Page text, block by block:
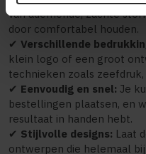
van ademende, zachte
door comfortabel houden.
✔ Verschillende
klein logo of een groot
technieken zoals
✔ Eenvoudig en snel: Je
bestellingen plaatsen, en
resultaat in handen hebt.
✔ Stijlvolle designs: Laat
ontwerpen die helemaal